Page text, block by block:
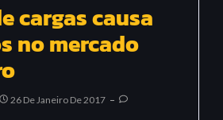
cargas causa
no mercado
26 De Janeiro De 2017